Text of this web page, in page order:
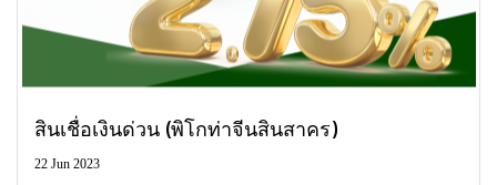
สินเชื่อเงินด่วน (พิโกท่าจีนสินสาคร)
22 Jun 2023